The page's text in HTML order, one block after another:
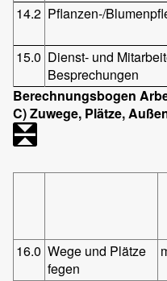
14.2 Pflanzen-/
15.0 Dienst- und
Besprechungen
Berechnungsbogen
C) Zuwege, Plätze,
16.0 Wege und Plätze
fegen